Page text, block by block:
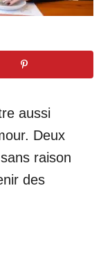
aussi
Deux
raison
des